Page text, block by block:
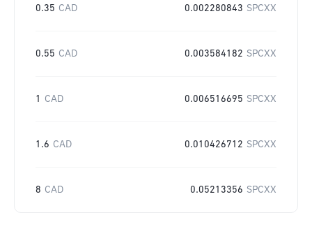
0.35 CAD 0.002280843 SPCXX
0.55 CAD 0.003584182 SPCXX
1 CAD 0.006516695 SPCXX
1.6 CAD 0.010426712 SPCXX
8 CAD 0.05213356 SPCXX